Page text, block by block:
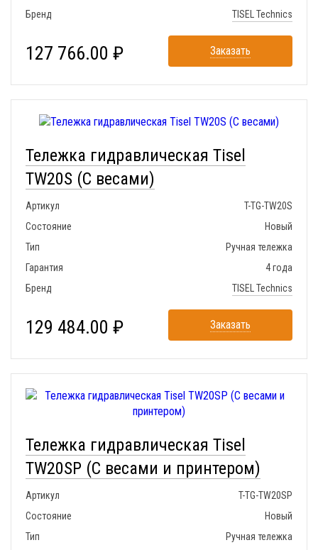
Бренд
TISEL Technics
127 766.00 ₽ Заказать
Тележка гидравлическая Tisel
TW20S (С весами)
Артикул
T-TG-TW20S
Состояние
Новый
Тип
Ручная тележка
Гарантия
4 года
Бренд
TISEL Technics
129 484.00 ₽ Заказать
Тележка гидравлическая Tisel
TW20SP (С весами и принтером)
Артикул
T-TG-TW20SP
Состояние
Новый
Тип
Ручная тележка